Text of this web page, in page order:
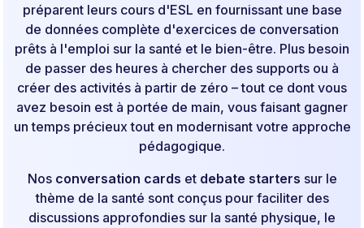
préparent leurs cours d'ESL en fournissant une base
de données complète d'exercices de conversation
prêts à l'emploi sur la santé et le bien-être. Plus besoin
de passer des heures à chercher des supports ou à
créer des activités à partir de zéro – tout ce dont vous
avez besoin est à portée de main, vous faisant gagner
un temps précieux tout en modernisant votre approche
pédagogique.
Nos conversation cards et debate starters sur le
thème de la santé sont conçus pour faciliter des
discussions approfondies sur la santé physique, le